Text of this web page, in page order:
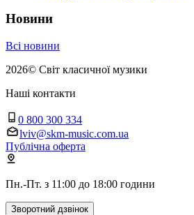
Новини
Всі новини
2026© Світ класичної музики
Наші контакти
0 800 300 334
lviv@skm-music.com.ua
Публічна оферта
Пн.-Пт. з 11:00 до 18:00 години
Зворотний дзвінок